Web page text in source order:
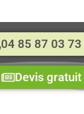
04 85 87 03 73
Devis gratuit